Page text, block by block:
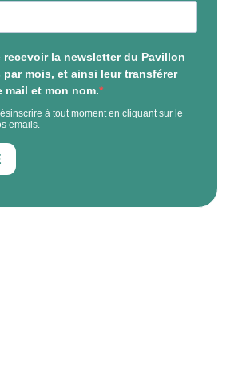
recevoir la newsletter du Pavillon
par mois, et ainsi leur transférer
mail et mon nom.
à tout moment en cliquant sur le
emails.